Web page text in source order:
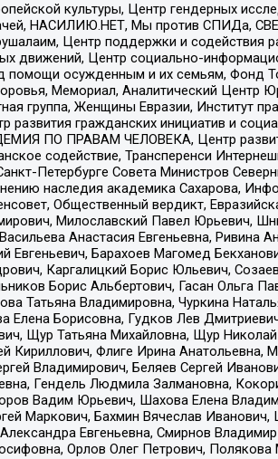
культуры, Центр гендерных
НАСИЛИЮ.НЕТ, Мы против СПИДа,
Центр поддержки и содействия
движений, Центр социально-
помощи осужденным и их семьям, Фонд
Мемориал, Аналитический Центр
группа, Женщины Евразии, Институт
гражданских инициатив и
ПО ПРАВАМ ЧЕЛОВЕКА, Центр
содействие, Трансперенси
Петербурге Совета Министров
наследия академика Сахарова,
Общественный вердикт,
Милославский Павел Юрьевич,
Анастасия Евгеньевна, Ривина
Евгеньевич, Барахоев Магомед
Каргалицкий Борис Юльевич,
Борис Альбертович, Гасан Ольга
Татьяна Владимировна, Чуркина
Елена Борисовна, Гудков Лев
Щур Татьяна Михайловна, Щур
Флиге Ирина Анатольевна,
Владимирович, Беляев Сергей
Гендель Людмила Залмановна,
Вадим Юрьевич, Шахова Елена
Маркович, Бахмин Вячеслав
Евгеньевна, Смирнов
Орлов Олег Петрович,